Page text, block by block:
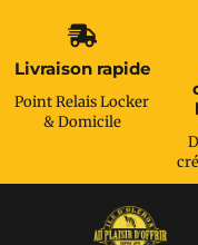
Livraison rapide
Point Relais Locker
& Domicile